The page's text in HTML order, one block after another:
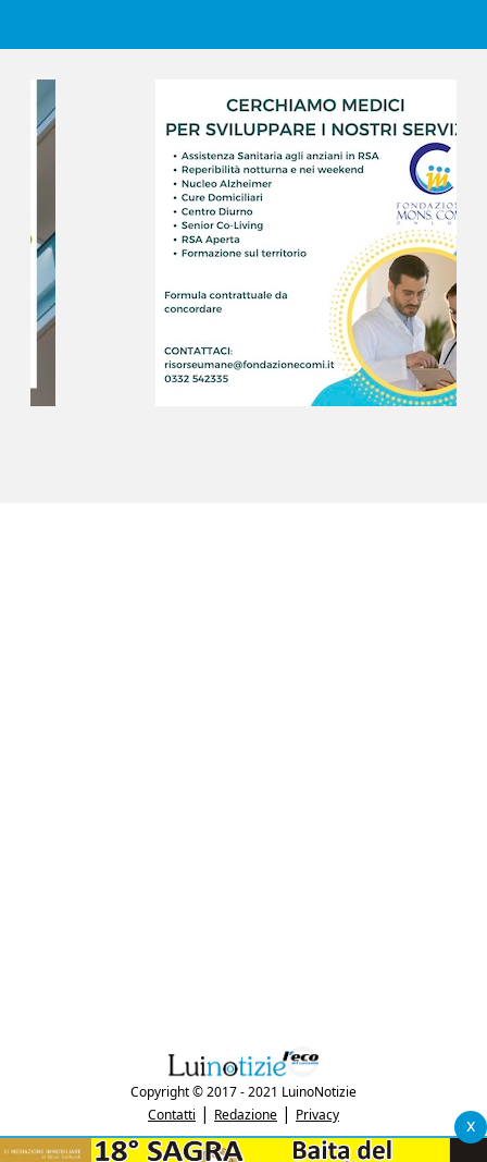
x
Copyright © 2017 - 2021 LuinoNotizie
Contatti | Redazione | Privacy
"Luinonotizie.it è una testata giornalistica iscritta al Registro Stampa del